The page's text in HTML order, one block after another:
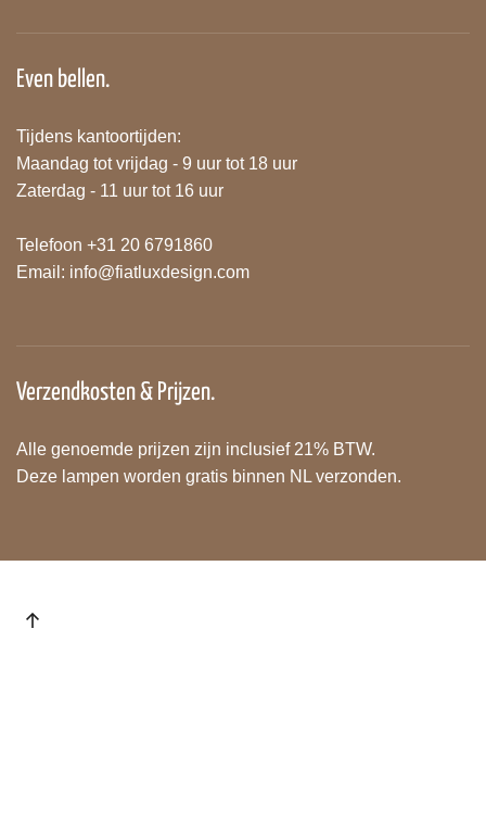
Even bellen.
Tijdens kantoortijden:
Maandag tot vrijdag - 9 uur tot 18 uur
Zaterdag - 11 uur tot 16 uur
Telefoon +31 20 6791860
Email: info@fiatluxdesign.com
Verzendkosten & Prijzen.
Alle genoemde prijzen zijn inclusief 21% BTW.
Deze lampen worden gratis binnen NL verzonden.